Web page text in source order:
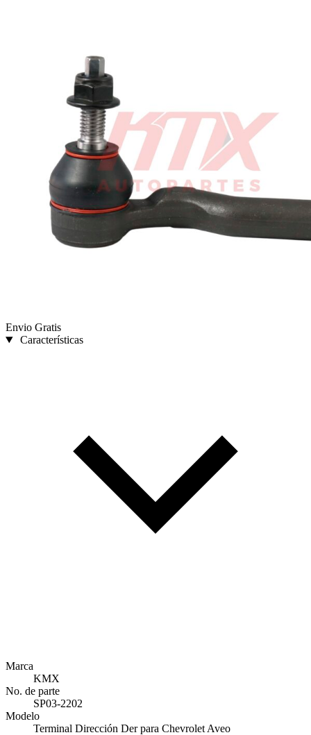
Envio Gratis
Características
Marca
KMX
No. de parte
SP03-2202
Modelo
Terminal Dirección Der para Chevrolet Aveo